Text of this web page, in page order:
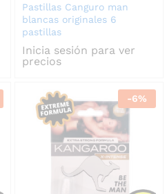
Pastillas Canguro man
blancas originales 6
pastillas
Inicia sesión para ver
precios
-6%